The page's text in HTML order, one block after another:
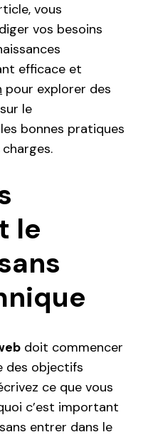
vous
vos besoins
efficace et
pour explorer des
le
bonnes pratiques
le
doit commencer
des objectifs
ce que vous
c’est important
entrer dans le